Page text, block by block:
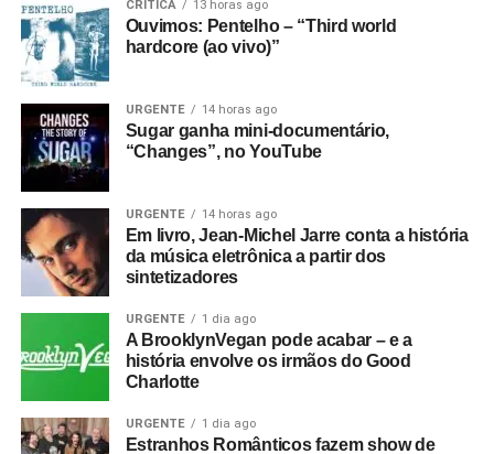
CRÍTICA 13 horas ago
Ouvimos: Pentelho – “Third world
hardcore (ao vivo)”
URGENTE 14 horas ago
Sugar ganha mini-documentário,
“Changes”, no YouTube
URGENTE 14 horas ago
Em livro, Jean-Michel Jarre conta a história
da música eletrônica a partir dos
sintetizadores
URGENTE 1 dia ago
A BrooklynVegan pode acabar – e a
história envolve os irmãos do Good
Charlotte
URGENTE 1 dia ago
Estranhos Românticos fazem show de